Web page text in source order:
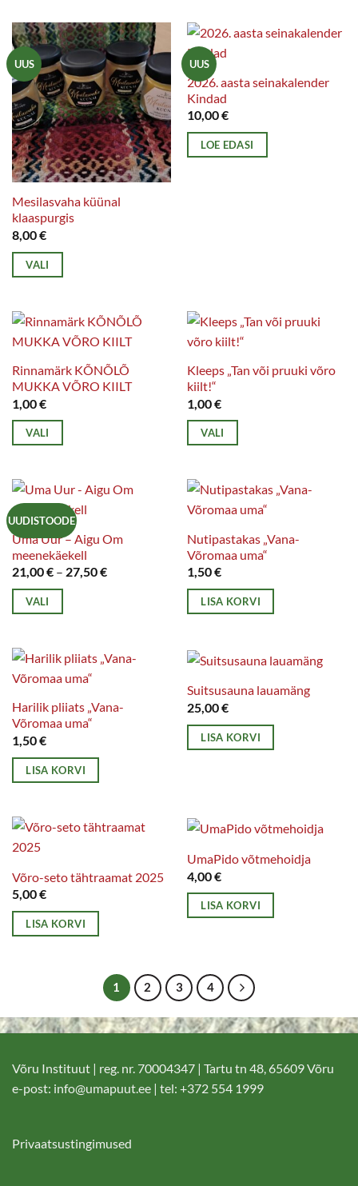
UUS
Mesilasvaha küünal
klaaspurgis
8,00€
VALI
on
mitu
varianti.
Valikuid
saab
teha
tootelehel.
UUS
2026. aasta seinakalender
Kindad
10,00€
LOE EDASI
Rinnamärk KÕNÕLÕ
MUKKA VÕRO KIILT
1,00€
VALI
on
mitu
varianti.
Valikuid
saab
teha
tootelehel.
Kleeps „Tan või pruuki võro
kiilt!“
1,00€
VALI
on
mitu
varianti.
Valikuid
saab
teha
tootelehel.
UUDISTOODE
Uma Uur – Aigu Om
meenekäekell
21,00€ – 27,50€Hinnavahemik:
VALI
on
mitu
varianti.
Valikuid
saab
teha
tootelehel.
Nutipastakas „Vana-
Võromaa uma“
1,50€
LISA KORVI
Harilik pliiats „Vana-
Võromaa uma“
1,50€
LISA KORVI
Suitsusauna lauamäng
25,00€
LISA KORVI
Võro-seto tähtraamat 2025
5,00€
LISA KORVI
UmaPido võtmehoidja
4,00€
LISA KORVI
1 2 3 4
Võru Instituut | reg. nr. 70004347 | Tartu tn 48, 65609 Võru
e-post: info@umapuut.ee | tel: +372 554 1999
Privaatsustingimused